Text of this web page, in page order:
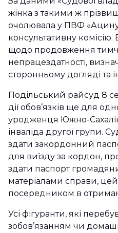
жінка з такими ж
очолювала у ПВФ
консультативну
щодо продовження
непрацездатності,
сторонньому догляді та
Подільський райсуд 8
дії обов’язків ще для
уродженця Южно-
інваліда другої групи.
здати закордонний
для виїзду за кордон,
здати паспорт
матеріалами справи, цей
посередником в
Усі фігуранти, які
зобов’язанням чи